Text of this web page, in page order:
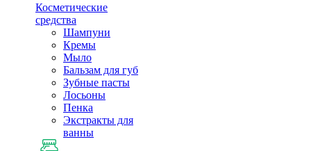
Косметические
средства
Шампуни
Кремы
Мыло
Бальзам для губ
Зубные пасты
Лосьоны
Пенка
Экстракты для
ванны